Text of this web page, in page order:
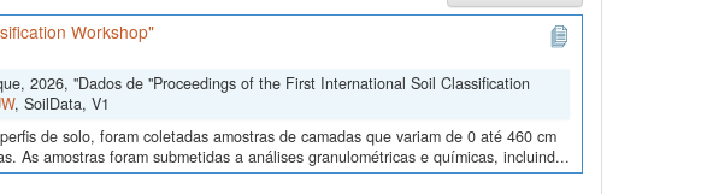
Workshop"
2026, "Dados de "Proceedings of the First International Soil Classification
, SoilData, V1
de solo, foram coletadas amostras de camadas que variam de 0 até 460 cm
As amostras foram submetidas a análises granulométricas e químicas, incluind...